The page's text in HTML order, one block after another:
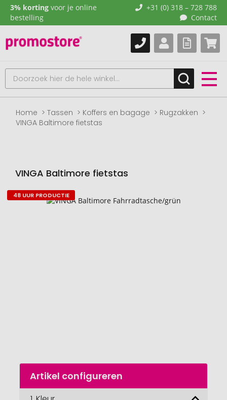
3% korting voor je online
bestelling
+31 (0) 318 – 728 788
Contact
Home Tassen Koffers en bagage
Rugzakken
VINGA Baltimore fietstas
VINGA Baltimore fietstas
Naar
Naar
begin
48 UUR PRODUCTIE
Artikel configureren